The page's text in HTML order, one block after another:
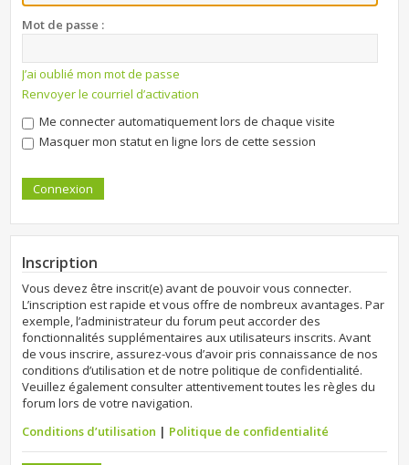
Mot de passe :
J’ai oublié mon mot de passe
Renvoyer le courriel d’activation
Me connecter automatiquement lors de chaque visite
Masquer mon statut en ligne lors de cette session
Inscription
Vous devez être inscrit(e) avant de pouvoir vous connecter.
L’inscription est rapide et vous offre de nombreux avantages. Par
exemple, l’administrateur du forum peut accorder des
fonctionnalités supplémentaires aux utilisateurs inscrits. Avant
de vous inscrire, assurez-vous d’avoir pris connaissance de nos
conditions d’utilisation et de notre politique de confidentialité.
Veuillez également consulter attentivement toutes les règles du
forum lors de votre navigation.
Conditions d’utilisation | Politique de confidentialité